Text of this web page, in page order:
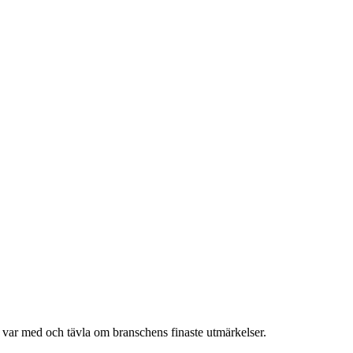
med och tävla om branschens finaste utmärkelser.